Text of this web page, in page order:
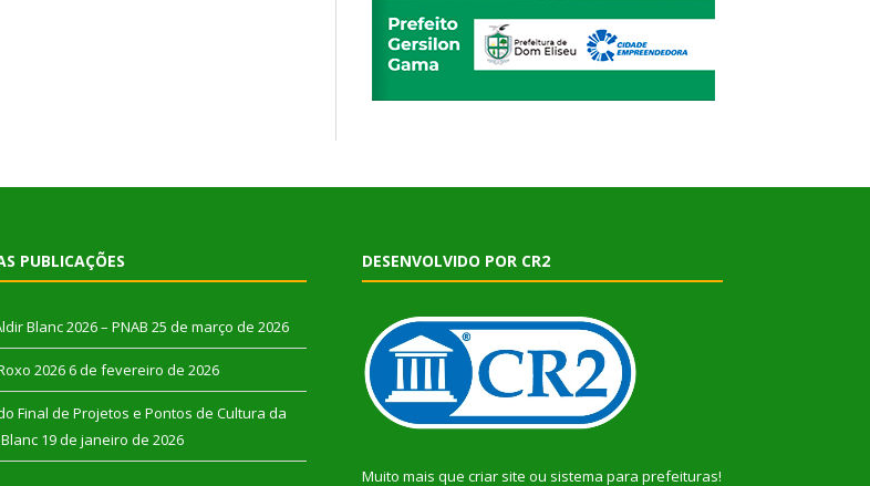
PUBLICAÇÕES
Blanc 2026 – PNAB 25 de março de 2026
2026 6 de fevereiro de 2026
Final de Projetos e Pontos de Cultura da
19 de janeiro de 2026
DESENVOLVIDO POR CR2
Muito mais que criar site ou sistema para prefeituras!